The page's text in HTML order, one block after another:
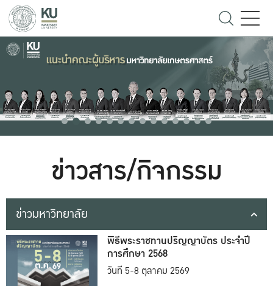
ข่าวสาร/กิจกรรม
ข่าวมหาวิทยาลัย
พิธีพระราชทานปริญญาบัตร ประจำปี
การศึกษา 2568
วันที่ 5-8 ตุลาคม 2569